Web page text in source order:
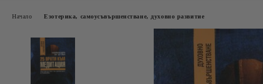
Начало Езотерика, самоусъвършенстване, духовно развитие